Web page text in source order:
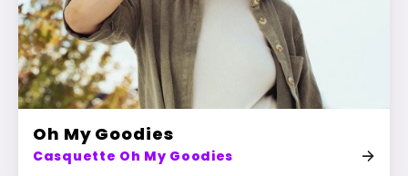
Oh My Goodies
Casquette Oh My Goodies